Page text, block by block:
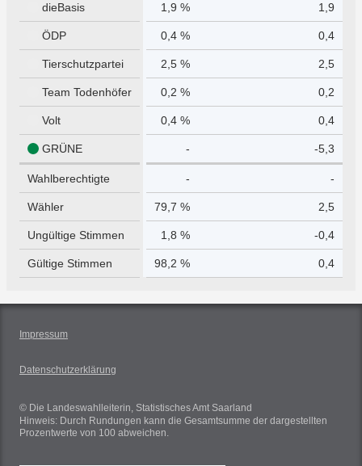
dieBasis 1,9 % 1,9
ÖDP 0,4 % 0,4
Tierschutzpartei 2,5 % 2,5
Team Todenhöfer 0,2 % 0,2
Volt 0,4 % 0,4
GRÜNE - -5,3
Wahlberechtigte - -
Wähler 79,7 % 2,5
Ungültige Stimmen 1,8 % -0,4
Gültige Stimmen 98,2 % 0,4
Impressum
Datenschutzerklärung
© Die Landeswahlleiterin, Statistisches Amt Saarland
Hinweis: Durch Rundungen kann die Gesamtsumme der dargestellten
Prozentwerte von 100 abweichen.